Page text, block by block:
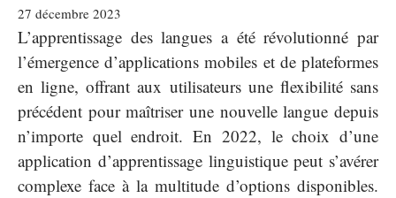
27 décembre 2023
L’apprentissage des langues a été révolutionné par
l’émergence d’applications mobiles et de plateformes
en ligne, offrant aux utilisateurs une flexibilité sans
précédent pour maîtriser une nouvelle langue depuis
n’importe quel endroit. En 2022, le choix d’une
application d’apprentissage linguistique peut s’avérer
complexe face à la multitude d’options disponibles.